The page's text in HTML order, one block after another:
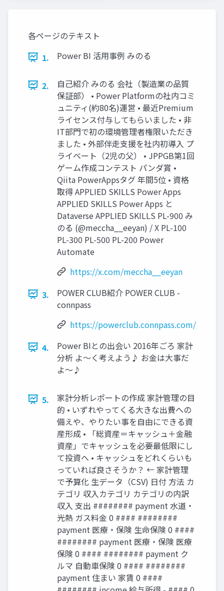
各ページのテキスト
1.
Power BI 活用事例 みのる
2.
自己紹介 みのる 会社（製造業の品質
保証部） • Power Platformの社内コミ
ュニティ(約80名)運営 • 最近Premium
ライセンス付与してもらいました • 非
IT部門で初の環境管理者権限いただき
ました • 外部伴走支援を社内初導入 プ
ライベート（2児の父） • JPPGB第1回
ゲーム作成コンテスト パンダ賞 •
Qiita PowerAppsタグ 年間5位 • 資格
取得 APPLIED SKILLS Power Apps
APPLIED SKILLS Power Apps と
Dataverse APPLIED SKILLS PL-900 み
のる (@meccha__eeyan) / X PL-100
PL-300 PL-500 PL-200 Power
Automate
https://x.com/meccha__eeyan
3.
POWER CLUB紹介 POWER CLUB -
connpass
https://powerclub.connpass.com/
4.
Power BIとの出会い 2016年ごろ 家計
分析 よ〜く考えよう♪ お金は大事だ
よ〜♪
5.
家計分析レポートの作成 家計管理の目
的 • いずれやってくる大きな出費への
備えや、やりたい事を自由にできる資
産形成 • 「総資産＝キャッシュ＋金融
資産」でキャッシュを必要最低限にし
て投資へ • キャッシュをどれくらいも
っていれば良さそうか？ ← 家計管理
で予算化 生データ（CSV) 日付 方法 カ
テゴリ 収入カテゴリ カテゴリの内訳
収入 支出 ######## payment 水道・
光熱 ガス料金 0 #### ########
payment 医療・保険 生命保険 0 ####
######## payment 医療・保険 医療
保険 0 #### ######## payment ク
ルマ 自動車保険 0 #### ########
payment 住まい 家賃 0 ####